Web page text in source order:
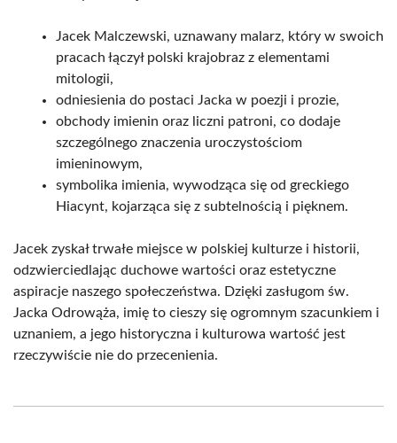
Jacek Malczewski, uznawany malarz, który w swoich
pracach łączył polski krajobraz z elementami
mitologii,
odniesienia do postaci Jacka w poezji i prozie,
obchody imienin oraz liczni patroni, co dodaje
szczególnego znaczenia uroczystościom
imieninowym,
symbolika imienia, wywodząca się od greckiego
Hiacynt, kojarząca się z subtelnością i pięknem.
Jacek zyskał trwałe miejsce w polskiej kulturze i historii,
odzwierciedlając duchowe wartości oraz estetyczne
aspiracje naszego społeczeństwa. Dzięki zasługom św.
Jacka Odrowąża, imię to cieszy się ogromnym szacunkiem i
uznaniem, a jego historyczna i kulturowa wartość jest
rzeczywiście nie do przecenienia.